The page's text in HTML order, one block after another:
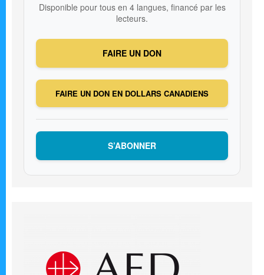
Disponible pour tous en 4 langues, financé par les
lecteurs.
FAIRE UN DON
FAIRE UN DON EN DOLLARS CANADIENS
S’ABONNER